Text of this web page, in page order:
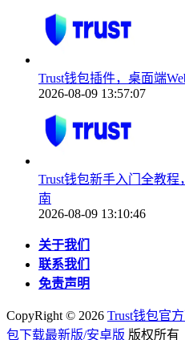
Trust钱包插件，桌面端
2026-08-09 13:57:07
Trust钱包新手入门全教
南
2026-08-09 13:10:46
关于我们
联系我们
免责声明
CopyRight © 2026 Trust钱包官
包下载最新版/安卓版 版权所有